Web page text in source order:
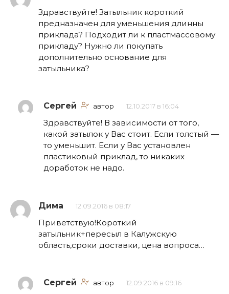
Здравствуйте! Затыльник короткий
предназначен для уменьшения длинны
приклада? Подходит ли к пластмассовому
прикладу? Нужно ли покупать
дополнительно основание для
затыльника?
Сергей автор 12.10.2017 в 16:04
Здравствуйте! В зависимости от того,
какой затылок у Вас стоит. Если толстый —
то уменьшит. Если у Вас установлен
пластиковый приклад, то никаких
доработок не надо.
Дима 12.09.2016 в 08:17
Приветствую!Короткий
затыльник+пересыл в Калужскую
область,сроки доставки, цена вопроса…
Сергей автор 12.09.2016 в 09:16